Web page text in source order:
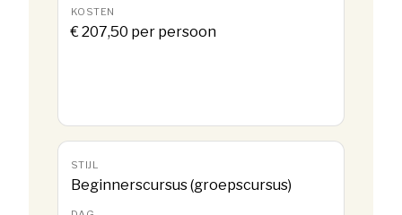
€ 207,50 per persoon
Beginnerscursus (groepscursus)